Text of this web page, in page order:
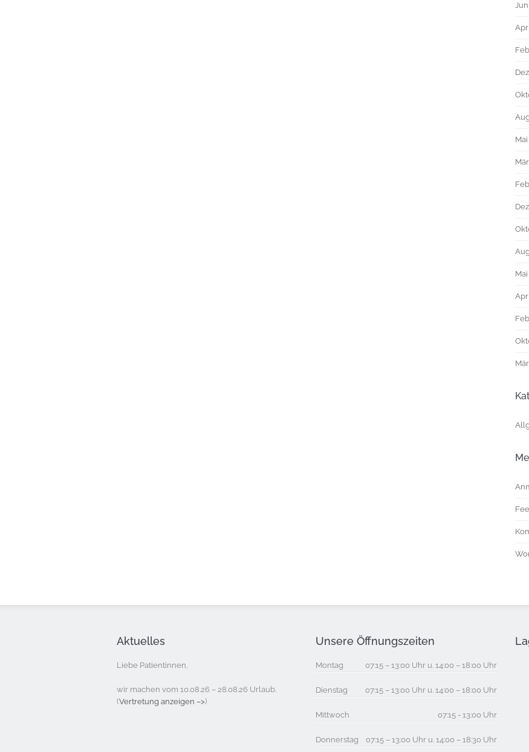
Aktuelles
Liebe Patientinnen,
wir machen vom 10.08.26 – 28.08.26 Urlaub.
(Vertretung anzeigen –>)
Unsere Öffnungszeiten
Montag 07:15 – 13:00 Uhr u. 14:00 – 18:00 Uhr
Dienstag 07:15 – 13:00 Uhr u. 14:00 – 18:00 Uhr
Mittwoch 07:15 - 13:00 Uhr
Donnerstag 07:15 – 13:00 Uhr u. 14:00 – 18:30 Uhr